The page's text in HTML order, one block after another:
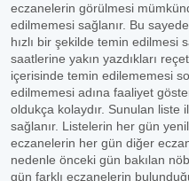
eczanelerin görülmesi
edilmemesi sağlanır. Bu
hızlı bir şekilde temin edilmesi
saatlerine yakın yazdıkları
içerisinde temin edilememesi
edilmemesi adına faaliyet
oldukça kolaydır. Sunulan liste
sağlanır. Listelerin her gün
eczanelerin her gün diğer
nedenle önceki gün bakılan
gün farklı eczanelerin